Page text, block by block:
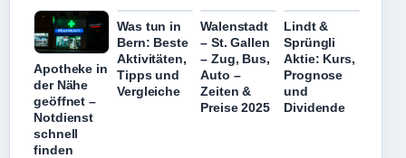
Apotheke in
der Nähe
geöffnet –
Notdienst
schnell
finden
Was tun in
Bern: Beste
Aktivitäten,
Tipps und
Vergleiche
Walenstadt
– St. Gallen
– Zug, Bus,
Auto –
Zeiten &
Preise 2025
Lindt &
Sprüngli
Aktie: Kurs,
Prognose
und
Dividende